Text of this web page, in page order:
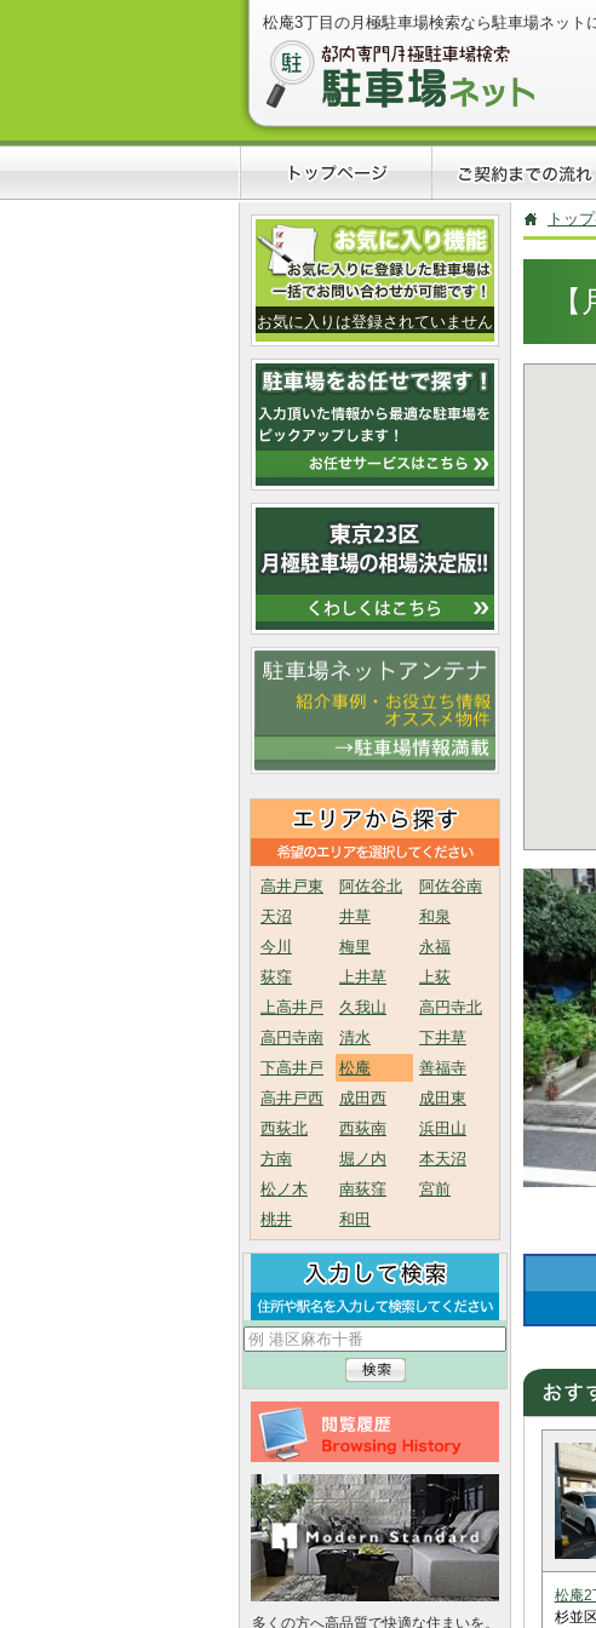
松庵3丁目の月極駐車場検索なら駐車場ネット
お気に入りは登録されていません
高井戸東 阿佐谷北
阿佐谷南
天沼
井草
和泉
今川
梅里
永福
荻窪
上井草
上荻
上高井戸
久我山
高円寺北
高円寺南
清水
下井草
下高井戸
松庵
善福寺
高井戸西
成田西
成田東
西荻北
西荻南
浜田山
方南
堀ノ内
本天沼
松ノ木
南荻窪
宮前
桃井
和田
多くの方へ高品質で快適な住まいを。
トッ
松庵2
杉並